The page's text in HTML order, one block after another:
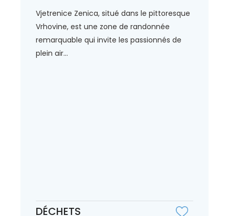
Vjetrenice Zenica, situé dans le pittoresque
Vrhovine, est une zone de randonnée
remarquable qui invite les passionnés de
plein air...
DÉCHETS